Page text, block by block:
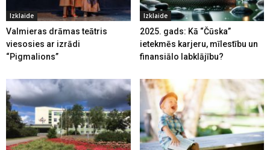
Izklaide
Valmieras drāmas teātris
viesosies ar izrādi
“Pigmalions”
Izklaide
2025. gads: Kā “Čūska”
ietekmēs karjeru, mīlestību un
finansiālo labklājību?